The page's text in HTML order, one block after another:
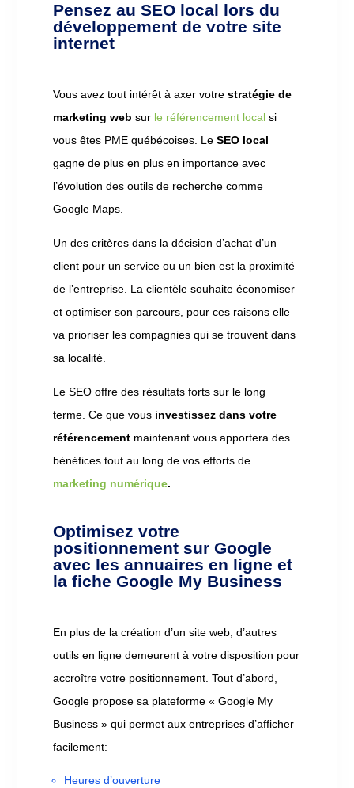
Pensez au SEO local lors du
développement de votre site
internet
Vous avez tout intérêt à axer votrestratégie de
marketing web sur le référencement local si
vous êtes PME québécoises. LeSEO local
gagne de plus en plus en importance avec
l’évolution des outils de recherche comme
Google Maps.
Un des critères dans la décision d’achat d’un
client pour un service ou un bien est la proximité
de l’entreprise. La clientèle souhaite économiser
et optimiser son parcours, pour ces raisons elle
va prioriser les compagnies qui se trouvent dans
sa localité.
Le SEO offre des résultats forts sur le long
terme. Ce que vous investissez dans votre
référencement maintenant vous apportera des
bénéfices tout au long de vos efforts de
marketing numérique.
Optimisez votre
positionnement sur Google
avec les annuaires en ligne et
la fiche Google My Business
En plus de la création d’un site web, d’autres
outils en ligne demeurent à votre disposition pour
accroître votre positionnement. Tout d’abord,
Google propose sa plateforme « Google My
Business » qui permet aux entreprises d’afficher
facilement:
Heures d’ouverture